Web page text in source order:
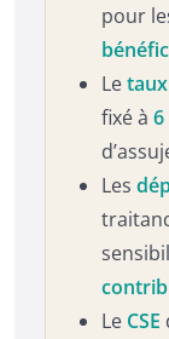
pour
Letaux
fixé à 6
Les
Le CSE